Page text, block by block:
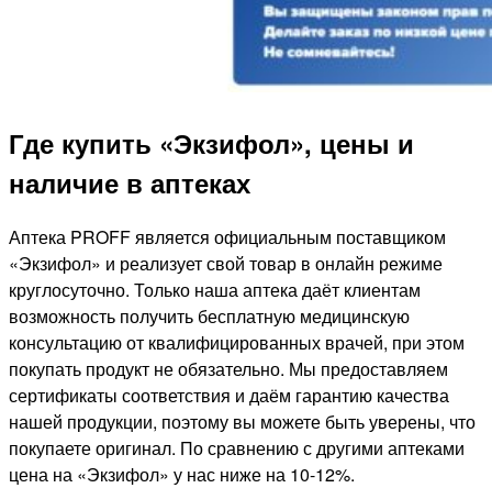
Где купить «Экзифол», цены и
наличие в аптеках
Аптека PROFF является официальным поставщиком
«Экзифол» и реализует свой товар в онлайн режиме
круглосуточно. Только наша аптека даёт клиентам
возможность получить бесплатную медицинскую
консультацию от квалифицированных врачей, при этом
покупать продукт не обязательно. Мы предоставляем
сертификаты соответствия и даём гарантию качества
нашей продукции, поэтому вы можете быть уверены, что
покупаете оригинал. По сравнению с другими аптеками
цена на «Экзифол» у нас ниже на 10-12%.